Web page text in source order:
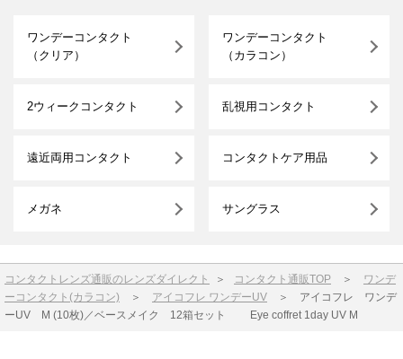
ワンデーコンタクト
（クリア）
ワンデーコンタクト
（カラコン）
2ウィークコンタクト 乱視用コンタクト
遠近両用コンタクト コンタクトケア用品
メガネ サングラス
コンタクトレンズ通販のレンズダイレクト ＞ コンタクト通販TOP ＞ ワンデ
ーコンタクト(カラコン) ＞ アイコフレ ワンデーUV ＞ アイコフレ ワンデ
ーUV M (10枚)／ベースメイク 12箱セット Eye coffret 1day UV M